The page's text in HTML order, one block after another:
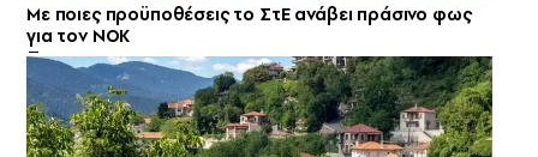
Με ποιες προϋποθέσεις το ΣτΕ ανάβει πράσινο φως
για τον ΝΟΚ